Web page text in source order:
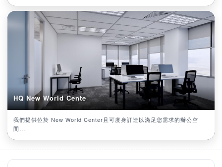
HQ New World Cente
我們提供位於 New World Center且可度身訂造以滿足您需求的辦公空
間...